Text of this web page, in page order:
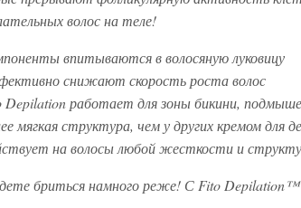
волос на теле!
впитываются в волосяную луковицу
снижают скорость роста волос
работает для зоны бикини,
мягкая структура, чем у других кремом для
на волосы любой жесткости и
бриться намного реже! С Fito